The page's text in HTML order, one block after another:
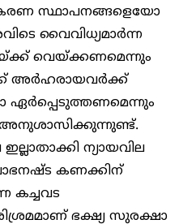
സ്ഥാപനങ്ങളെയോ
വൈവിധ്യമാർന്ന
വെയ്ക്കണമെന്നും
അർഹരായവർക്ക്
അനുശാസിക്കുന്നുണ്ട്.
ന്യായവില
കണക്കിന്
കച്ചവട
ഭക്ഷ്യ സുരക്ഷാ